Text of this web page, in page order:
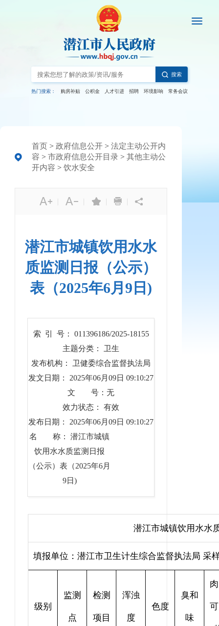
搜索
热门搜索： 购房补贴 公积金 人才引进 招聘 环境影响 常务会议
首页 > 政府信息公开 > 法定主动公开内
容 > 市政府信息公开目录 > 其他主动公
开内容 > 饮水安全
| | | |
潜江市城镇饮用水水
质监测日报（公示）
表（2025年6月9日)
索 引 号： 011396186/2025-18155
主题分类： 卫生
发布机构： 卫健委综合监督执法局
发文日期： 2025年06月09日 09:10:27
文 号：无
效力状态： 有效
发布日期： 2025年06月09日 09:10:27
名 称： 潜江市城镇
饮用水水质监测日报
（公示）表（2025年6月
9日)
潜江市城镇饮用水水
填报单位：潜江市卫生计生综合监督执法局 采
级别
监测
点
检测
项目
浑浊
度
色度
臭和
味